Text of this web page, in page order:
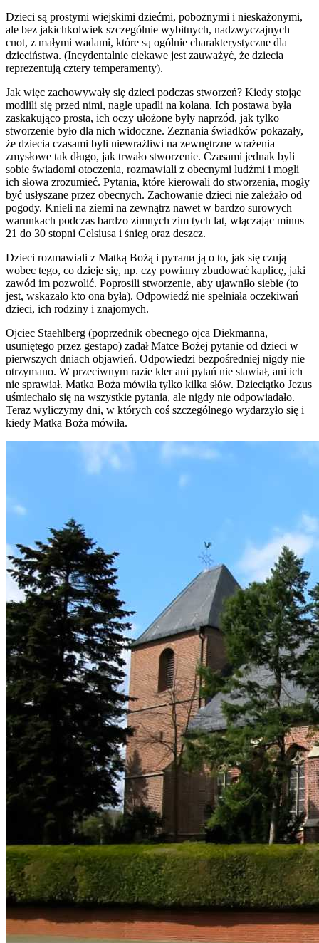
Dzieci są prostymi wiejskimi dziećmi, pobożnymi i nieskażonymi,
ale bez jakichkolwiek szczególnie wybitnych, nadzwyczajnych
cnot, z małymi wadami, które są ogólnie charakterystyczne dla
dzieciństwa. (Incydentalnie ciekawe jest zauważyć, że dziecia
reprezentują cztery temperamenty).
Jak więc zachowywały się dzieci podczas stworzeń? Kiedy stojąc
modlili się przed nimi, nagle upadli na kolana. Ich postawa była
zaskakująco prosta, ich oczy ułożone były naprzód, jak tylko
stworzenie było dla nich widoczne. Zeznania świadków pokazały,
że dziecia czasami byli niewrażliwi na zewnętrzne wrażenia
zmysłowe tak długo, jak trwało stworzenie. Czasami jednak byli
sobie świadomi otoczenia, rozmawiali z obecnymi ludźmi i mogli
ich słowa zrozumieć. Pytania, które kierowali do stworzenia, mogły
być usłyszane przez obecnych. Zachowanie dzieci nie zależało od
pogody. Knieli na ziemi na zewnątrz nawet w bardzo surowych
warunkach podczas bardzo zimnych zim tych lat, włączając minus
21 do 30 stopni Celsiusa i śnieg oraz deszcz.
Dzieci rozmawiali z Matką Bożą i pyтали ją o to, jak się czują
wobec tego, co dzieje się, np. czy powinny zbudować kaplicę, jaki
zawód im pozwolić. Poprosili stworzenie, aby ujawniło siebie (to
jest, wskazało kto ona była). Odpowiedź nie spełniała oczekiwań
dzieci, ich rodziny i znajomych.
Ojciec Staehlberg (poprzednik obecnego ojca Diekmanna,
usuniętego przez gestapo) zadał Matce Bożej pytanie od dzieci w
pierwszych dniach objawień. Odpowiedzi bezpośredniej nigdy nie
otrzymano. W przeciwnym razie kler ani pytań nie stawiał, ani ich
nie sprawiał. Matka Boża mówiła tylko kilka słów. Dzieciątko Jezus
uśmiechało się na wszystkie pytania, ale nigdy nie odpowiadało.
Teraz wyliczymy dni, w których coś szczególnego wydarzyło się i
kiedy Matka Boża mówiła.